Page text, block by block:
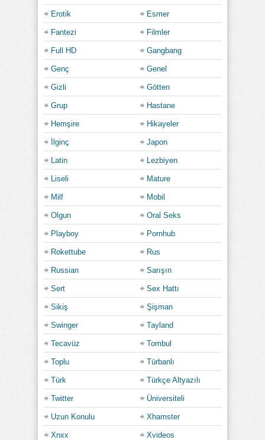
Erotik Esmer
Fantezi Filmler
Full HD Gangbang
Genç Genel
Gizli Götten
Grup Hastane
Hemşire Hikayeler
İlginç Japon
Latin Lezbiyen
Liseli Mature
Milf Mobil
Olgun Oral Seks
Playboy Pornhub
Rokettube Rus
Russian Sarışın
Sert Sex Hattı
Sikiş Şişman
Swinger Tayland
Tecavüz Tombul
Toplu Türbanlı
Türk Türkçe Altyazılı
Twitter Üniversiteli
Uzun Konulu Xhamster
Xnxx Xvideos